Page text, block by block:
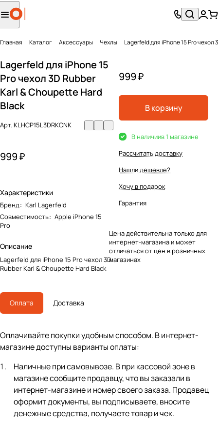
Главная Каталог Аксесcуары Чехлы Lagerfeld для iPhone 15 Pro
Lagerfeld для iPhone 15
Pro чехол 3D Rubber
Karl & Choupette Hard
Black
Арт.KLHCP15L3DRKCNK
999 ₽
Характеристики
Бренд: Karl Lagerfeld
Совместимость: Apple iPhone 15
Pro
Описание
Lagerfeld для iPhone 15 Pro чехол 3D
Rubber Karl & Choupette Hard Black
999 ₽
В корзину
В наличиив 1 магазине
Рассчитать доставку
Нашли дешевле?
Хочу в подарок
Гарантия
Цена действительна только для
интернет-магазина и может
отличаться от цен в розничных
магазинах
Оплата Доставка
Оплачивайте покупки удобным способом. В интернет-
магазине доступны варианты оплаты:
Наличные при самовывозе. В при кассовой зоне в
магазине сообщите продавцу, что вы заказали в
интернет-магазине и номер своего заказа. Продавец
оформит документы, вы подписываете, вносите
денежные средства, получаете товар и чек.